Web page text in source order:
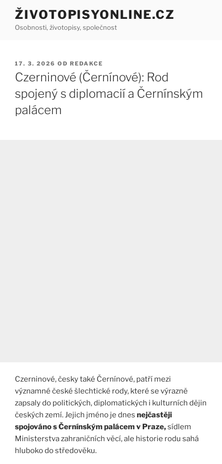
Přejít
obsahu
ŽIVOTOPISYONLINE.CZ
Osobnosti, životopisy, společnost
PUBLIKOVÁNO
17. 3. 2026 OD REDAKCE
Czerninové (Černínové): Rod
spojený s diplomacií a Černínským
palácem
Czerninové, česky také Černínové, patří mezi
významné české šlechtické rody, které se výrazně
zapsaly do politických, diplomatických i kulturních dějin
českých zemí. Jejich jméno je dnes nejčastěji
spojováno s Černínským palácem v Praze,sídlem
Ministerstva zahraničních věcí, ale historie rodu sahá
hluboko do středověku.